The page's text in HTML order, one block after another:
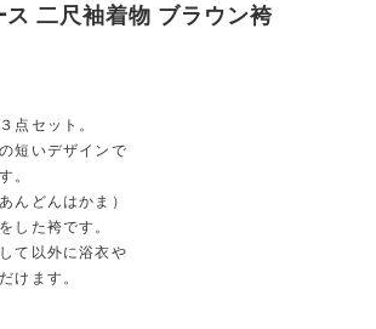
二尺袖着物 ブラウン袴
点セット。
短いデザインで
。
んどんはかま）
した袴です。
て以外に浴衣や
けます。